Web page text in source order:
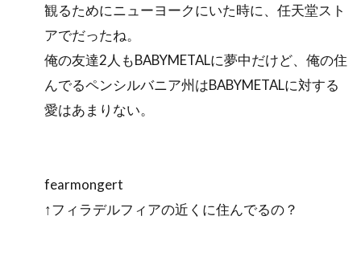
観るためにニューヨークにいた時に、任天堂スト
アでだったね。
俺の友達2人もBABYMETALに夢中だけど、俺の住
んでるペンシルバニア州はBABYMETALに対する
愛はあまりない。
fearmongert
↑フィラデルフィアの近くに住んでるの？